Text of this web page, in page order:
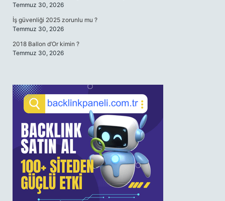
Temmuz 30, 2026
İş güvenliği 2025 zorunlu mu ?
Temmuz 30, 2026
2018 Ballon d’Or kimin ?
Temmuz 30, 2026